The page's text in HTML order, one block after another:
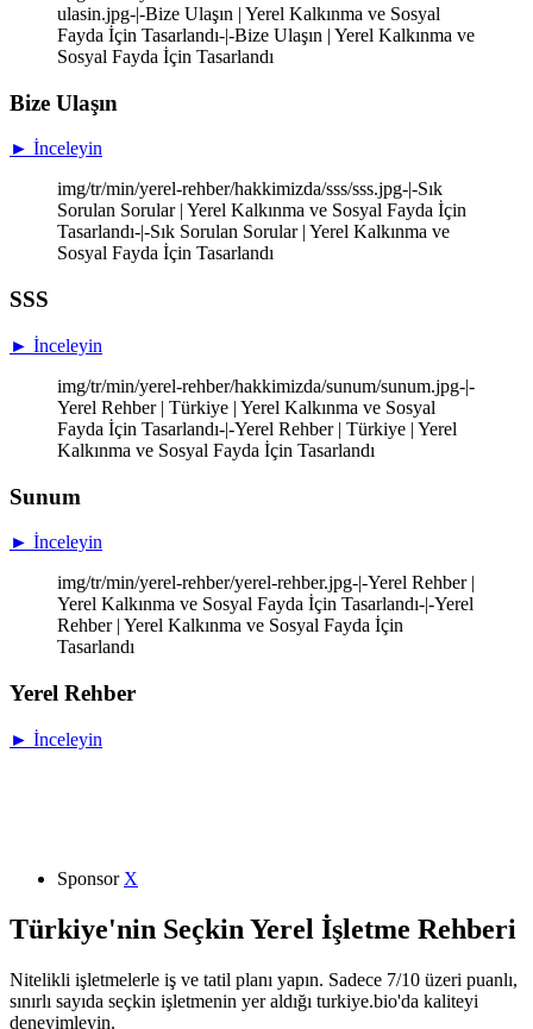
ulasin.jpg-|-Bize Ulaşın | Yerel Kalkınma ve Sosyal
Fayda İçin Tasarlandı-|-Bize Ulaşın | Yerel Kalkınma ve
Sosyal Fayda İçin Tasarlandı
Bize Ulaşın
► İnceleyin
img/tr/min/yerel-rehber/hakkimizda/sss/sss.jpg-|-Sık
Sorulan Sorular | Yerel Kalkınma ve Sosyal Fayda İçin
Tasarlandı-|-Sık Sorulan Sorular | Yerel Kalkınma ve
Sosyal Fayda İçin Tasarlandı
SSS
► İnceleyin
img/tr/min/yerel-rehber/hakkimizda/sunum/sunum.jpg-|-
Yerel Rehber | Türkiye | Yerel Kalkınma ve Sosyal
Fayda İçin Tasarlandı-|-Yerel Rehber | Türkiye | Yerel
Kalkınma ve Sosyal Fayda İçin Tasarlandı
Sunum
► İnceleyin
img/tr/min/yerel-rehber/yerel-rehber.jpg-|-Yerel Rehber |
Yerel Kalkınma ve Sosyal Fayda İçin Tasarlandı-|-Yerel
Rehber | Yerel Kalkınma ve Sosyal Fayda İçin
Tasarlandı
Yerel Rehber
► İnceleyin
Sponsor X
Türkiye'nin Seçkin Yerel İşletme Rehberi
Nitelikli işletmelerle iş ve tatil planı yapın. Sadece 7/10 üzeri puanlı,
sınırlı sayıda seçkin işletmenin yer aldığı turkiye.bio'da kaliteyi
deneyimleyin.